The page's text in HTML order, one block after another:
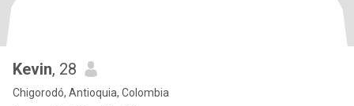
Kevin, 28
Chigorodó, Antioquia, Colombia